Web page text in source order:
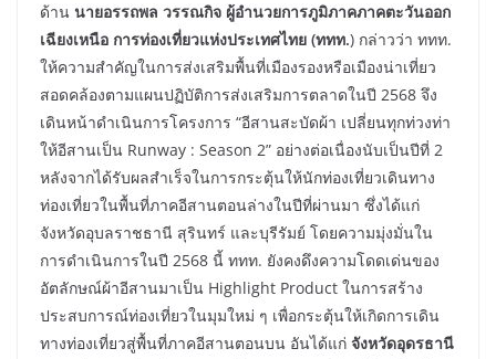
ด้าน นายอรรถพล วรรณกิจ ผู้อำนวยการภูมิภาคภาคตะวันออก
เฉียงเหนือ การท่องเที่ยวแห่งประเทศไทย (ททท.) กล่าวว่า ททท.
ให้ความสำคัญในการส่งเสริมพื้นที่เมืองรองหรือเมืองน่าเที่ยว
สอดคล้องตามแผนปฏิบัติการส่งเสริมการตลาดในปี 2568 จึง
เดินหน้าดำเนินการโครงการ “อีสานสะบัดผ้า เปลี่ยนทุกท่วงท่า
ให้อีสานเป็น Runway : Season 2” อย่างต่อเนื่องนับเป็นปีที่ 2
หลังจากได้รับผลสำเร็จในการกระตุ้นให้นักท่องเที่ยวเดินทาง
ท่องเที่ยวในพื้นที่ภาคอีสานตอนล่างในปีที่ผ่านมา ซึ่งได้แก่
จังหวัดอุบลราชธานี สุรินทร์ และบุรีรัมย์ โดยความมุ่งมั่นใน
การดำเนินการในปี 2568 นี้ ททท. ยังคงดึงความโดดเด่นของ
อัตลักษณ์ผ้าอีสานมาเป็น Highlight Product ในการสร้าง
ประสบการณ์ท่องเที่ยวในมุมใหม่ ๆ เพื่อกระตุ้นให้เกิดการเดิน
ทางท่องเที่ยวสู่พื้นที่ภาคอีสานตอนบน อันได้แก่ จังหวัดอุดรธานี